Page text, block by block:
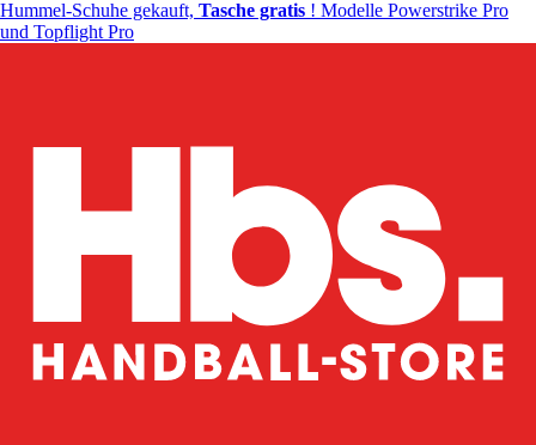
Hummel-Schuhe gekauft, Tasche gratis ! Modelle Powerstrike Pro
und Topflight Pro